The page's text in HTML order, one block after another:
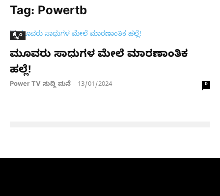
Tag: Powertb
ಕ್ರೈಂ
ಮೂವರು ಸಾಧುಗಳ ಮೇಲೆ ಮಾರಣಾಂತಿಕ
ಹಲ್ಲೆ!
Power TV ಸುದ್ದಿ ಮನೆ - 13/01/2024 0